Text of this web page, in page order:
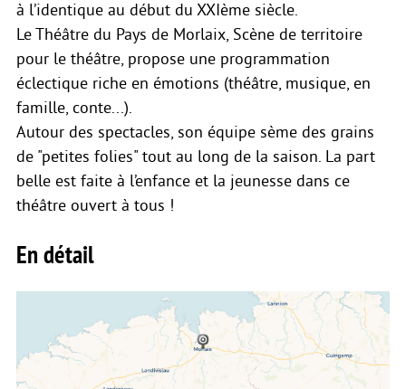
à l’identique au début du XXIème siècle.
Le Théâtre du Pays de Morlaix, Scène de territoire
pour le théâtre, propose une programmation
éclectique riche en émotions (théâtre, musique, en
famille, conte...).
Autour des spectacles, son équipe sème des grains
de "petites folies" tout au long de la saison. La part
belle est faite à l’enfance et la jeunesse dans ce
théâtre ouvert à tous !
En détail